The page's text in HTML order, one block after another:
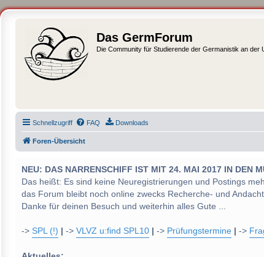
Das GermForum
Die Community für Studierende der Germanistik an der
Schnellzugriff FAQ Downloads
Foren-Übersicht
NEU: DAS NARRENSCHIFF IST MIT 24. MAI 2017 IN DEN
Das heißt: Es sind keine Neuregistrierungen und Postings
das Forum bleibt noch online zwecks Recherche- und
Danke für deinen Besuch und weiterhin alles Gute ...
-> SPL (!) -> VLVZ u:find SPL10 -> Prüfungstermine ->